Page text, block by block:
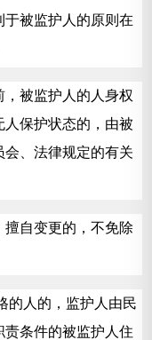
被监护人的原则在
被监护人的人身权
保护状态的，由被
、法律规定的有关
自变更的，不免除
人的，监护人由民
条件的被监护人住